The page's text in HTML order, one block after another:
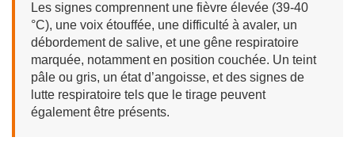
Les signes comprennent une fièvre élevée (39-40
°C), une voix étouffée, une difficulté à avaler, un
débordement de salive, et une gêne respiratoire
marquée, notamment en position couchée. Un teint
pâle ou gris, un état d’angoisse, et des signes de
lutte respiratoire tels que le tirage peuvent
également être présents.